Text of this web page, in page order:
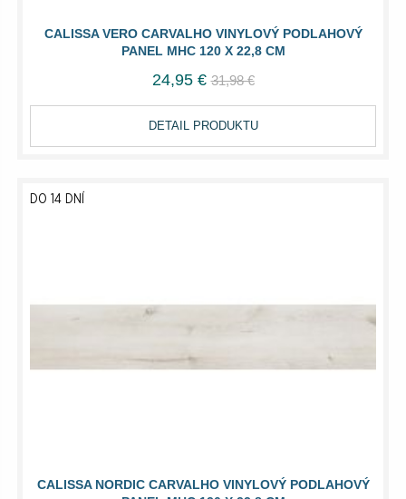
CALISSA VERO CARVALHO VINYLOVÝ PODLAHOVÝ
PANEL MHC 120 X 22,8 CM
24,95 € 31,98 €
DETAIL PRODUKTU
CALISSA NORDIC CARVALHO VINYLOVÝ PODLAHOVÝ
DO 14 DNÍ